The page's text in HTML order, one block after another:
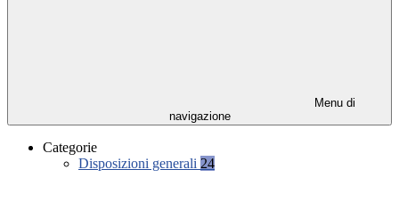
Menu di
navigazione
Categorie
Disposizioni generali 24